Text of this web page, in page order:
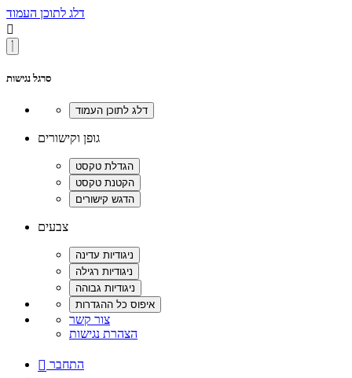
דלג לתוכן העמוד

סרגל נגישות
גופן וקישורים
צבעים
צור קשר
הצהרת נגישות
 התחבר